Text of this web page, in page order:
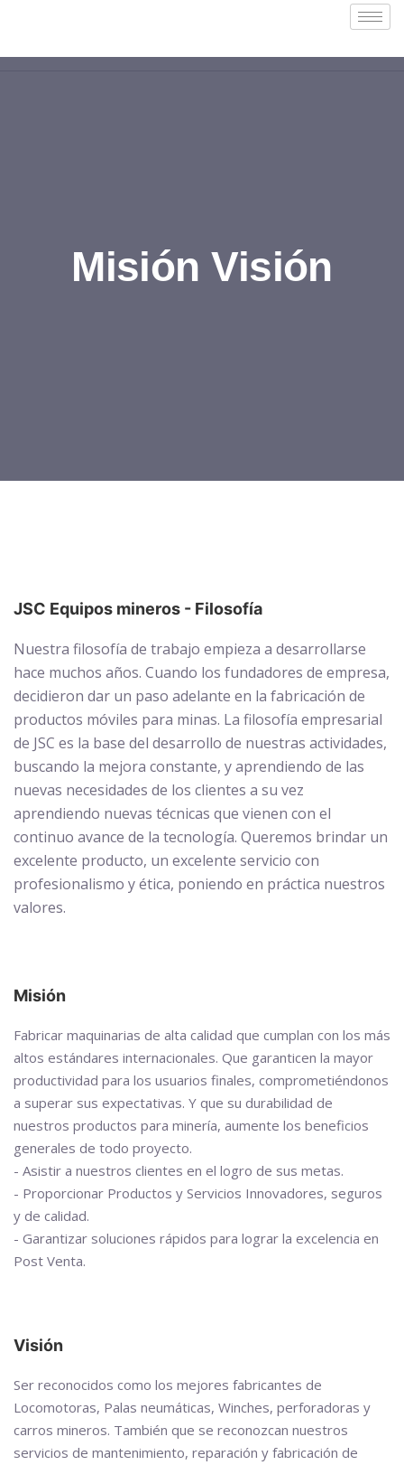
Misión Visión
JSC Equipos mineros - Filosofía
Nuestra filosofía de trabajo empieza a desarrollarse
hace muchos años. Cuando los fundadores de empresa,
decidieron dar un paso adelante en la fabricación de
productos móviles para minas. La filosofía empresarial
de JSC es la base del desarrollo de nuestras actividades,
buscando la mejora constante, y aprendiendo de las
nuevas necesidades de los clientes a su vez
aprendiendo nuevas técnicas que vienen con el
continuo avance de la tecnología. Queremos brindar un
excelente producto, un excelente servicio con
profesionalismo y ética, poniendo en práctica nuestros
valores.
Misión
Fabricar maquinarias de alta calidad que cumplan con los más
altos estándares internacionales. Que garanticen la mayor
productividad para los usuarios finales, comprometiéndonos
a superar sus expectativas. Y que su durabilidad de
nuestros productos para minería, aumente los beneficios
generales de todo proyecto.
- Asistir a nuestros clientes en el logro de sus metas.
- Proporcionar Productos y Servicios Innovadores, seguros
y de calidad.
- Garantizar soluciones rápidos para lograr la excelencia en
Post Venta.
Visión
Ser reconocidos como los mejores fabricantes de
Locomotoras, Palas neumáticas, Winches, perforadoras y
carros mineros. También que se reconozcan nuestros
servicios de mantenimiento, reparación y fabricación de